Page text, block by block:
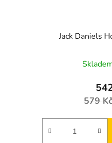
Jack Daniels
579